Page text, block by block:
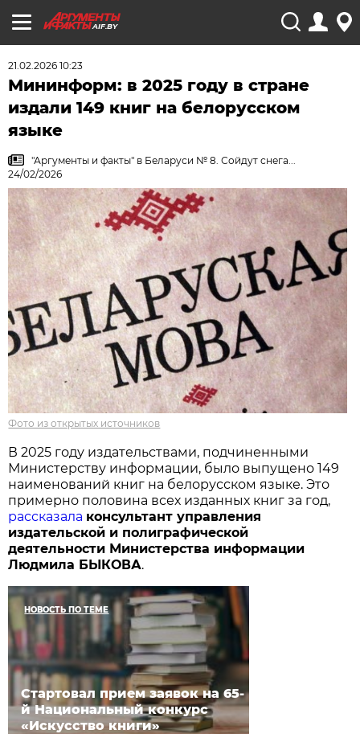
AIF.BY
21.02.2026 10:23
Мининформ: в 2025 году в стране
издали 149 книг на белорусском
языке
"Аргументы и факты" в Беларуси № 8. Сойдут снега...
24/02/2026
Фото из открытых источников
В 2025 году издательствами, подчиненными
Министерству информации, было выпущено 149
наименований книг на белорусском языке. Это
примерно половина всех изданных книг за год,
рассказала консультант управления
издательской и полиграфической
деятельности Министерства информации
Людмила БЫКОВА.
НОВОСТЬ ПО ТЕМЕ
Стартовал прием заявок на 65-
й Национальный конкурс
«Искусство книги»